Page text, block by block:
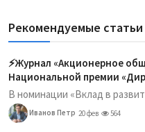
Рекомендуемые статьи
⚡️Журнал «Акционерное
Национальной премии
В номинации «Вклад в
Иванов Петр 20 фев 564